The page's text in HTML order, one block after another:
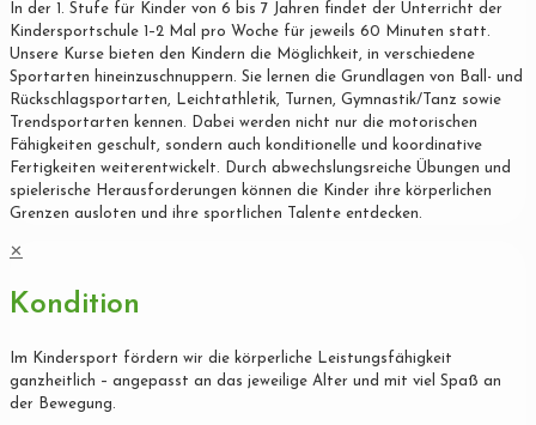
In der 1. Stufe für Kinder von 6 bis 7 Jahren findet der Unterricht der
Kindersportschule 1–2 Mal pro Woche für jeweils 60 Minuten statt.
Unsere Kurse bieten den Kindern die Möglichkeit, in verschiedene
Sportarten hineinzuschnuppern. Sie lernen die Grundlagen von Ball- und
Rückschlagsportarten, Leichtathletik, Turnen, Gymnastik/Tanz sowie
Trendsportarten kennen. Dabei werden nicht nur die motorischen
Fähigkeiten geschult, sondern auch konditionelle und koordinative
Fertigkeiten weiterentwickelt. Durch abwechslungsreiche Übungen und
spielerische Herausforderungen können die Kinder ihre körperlichen
Grenzen ausloten und ihre sportlichen Talente entdecken.
✕
Kondition
Im Kindersport fördern wir die körperliche Leistungsfähigkeit
ganzheitlich – angepasst an das jeweilige Alter und mit viel Spaß an
der Bewegung.